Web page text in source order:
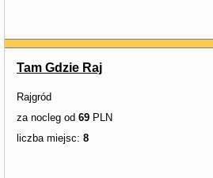
Tam Gdzie Raj
Rajgród
za nocleg od 69 PLN
liczba miejsc: 8